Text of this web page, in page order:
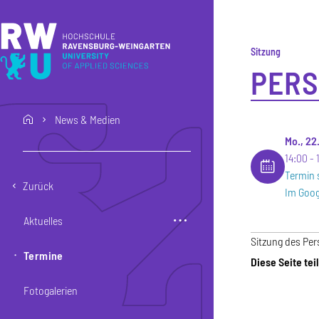
home News & Medien
Zurück
Aktuelles
Termine
Fotogalerien
Sitzung
Mo.,
14:00
Termin
Im
Sitzung des
Diese Seite